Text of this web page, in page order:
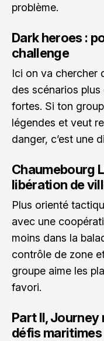
problème.
Dark heroes :
challenge
Ici on va chercher
des scénarios
fortes. Si ton
légendes et veut
danger, c’est une
Chaumebourg
libération de
Plus orienté
avec une
moins dans la
contrôle de zone
groupe aime les
favori.
Part II,
défis maritimes